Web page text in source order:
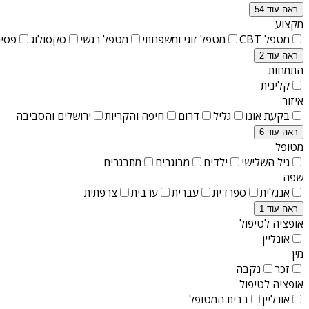
ראה עוד 54
מקצוע
מטפל CBT
מטפל זוגי ומשפחתי מטפל רגשי סקסולוג
ראה עוד 2
התמחות
קלינית
איזור
בקעת אונו
גליל דרום חיפה והקריות ירושלים והסביבה
ראה עוד 6
מטופל
גיל השלישי
ילדים מבוגרים
מתבגרים
שפה
אנגלית
ספרדית עברית ערבית צרפתית
ראה עוד 1
אופציה לטיפול
אונליין
מין
זכר
נקבה
אופציה לטיפול
אונליין
בבית המטופל